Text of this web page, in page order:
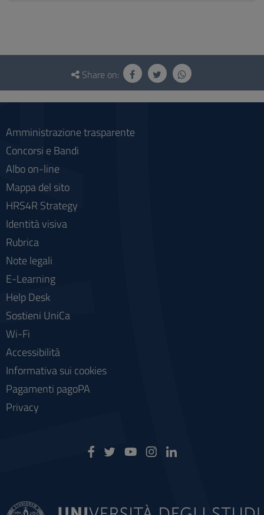
Questionnaire
social
Share on:
Amministrazione trasparente
Concorsi e Bandi
Albo on-line
Mappa del sito
HRS4R Strategy
Identità visiva
Rubrica
Note legali
E-Learning
Help Desk
Sostieni UniCa
Wi-Fi
Accessibilità
Informativa sui cookies
Pagamenti pagoPA
Privacy